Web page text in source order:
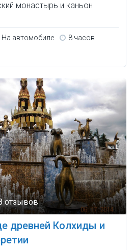
монастырь и каньон
На автомобиле 8 часов
отзывов
древней Колхиды и